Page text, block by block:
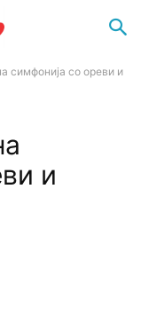
со ореви и
и